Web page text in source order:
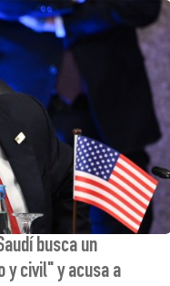
busca un
y civil" y acusa a